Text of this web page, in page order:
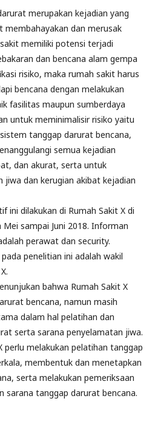
merupakan kejadian yang
membahayakan dan merusak
memiliki potensi terjadi
dan bencana alam gempa
risiko, maka rumah sakit harus
bencana dengan melakukan
fasilitas maupun sumberdaya
untuk meminimalisir risiko yaitu
tanggap darurat bencana,
semua kejadian
dan akurat, serta untuk
jiwa dan kerugian akibat kejadian
ini dilakukan di Rumah Sakit X di
Mei sampai Juni 2018. Informan
perawat dan security.
penelitian ini adalah wakil
bahwa Rumah Sakit X
bencana, namun masih
dalam hal pelatihan dan
serta sarana penyelamatan jiwa.
perlu melakukan pelatihan tanggap
membentuk dan menetapkan
serta melakukan pemeriksaan
sarana tanggap darurat bencana.